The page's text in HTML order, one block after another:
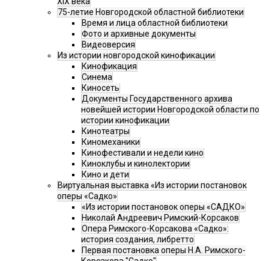
75-летие Новгородской областной библиотеки
Время и лица областной библиотеки
Фото и архивные документы
Видеоверсия
Из истории новгородской кинофикации
Кинофикация
Синема
Киносеть
Документы Государственного архива
новейшей истории Новгородской области по
истории кинофикации
Кинотеатры
Киномеханики
Кинофестивали и недели кино
Киноклубы и кинолектории
Кино и дети
Виртуальная выставка «Из истории постановок
оперы «Садко»
«Из истории постановок оперы «САДКО»
Николай Андреевич Римский-Корсаков
Опера Римского-Корсакова «Садко»:
история создания, либретто
Первая постановка оперы Н.А. Римского-